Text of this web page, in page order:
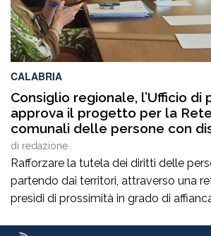
CALABRIA
Consiglio regionale, l’Ufficio di
approva il progetto per la
comunali delle persone con
di redazione
Rafforzare la tutela dei diritti delle
partendo dai territori, attraverso una
presìdi di prossimità in grado di